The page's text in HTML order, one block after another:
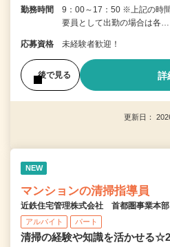
勤務時間
9：00～17：50 ※上記の時
要員として出勤の場合は各…
応募資格 未経験者歓迎！
後で見る 詳
更新日：
NEW
マンションの清掃指導員
近鉄住宅管理株式会社 首都圏事業本部
アルバイト パート
清掃の経験や知識を活かせる